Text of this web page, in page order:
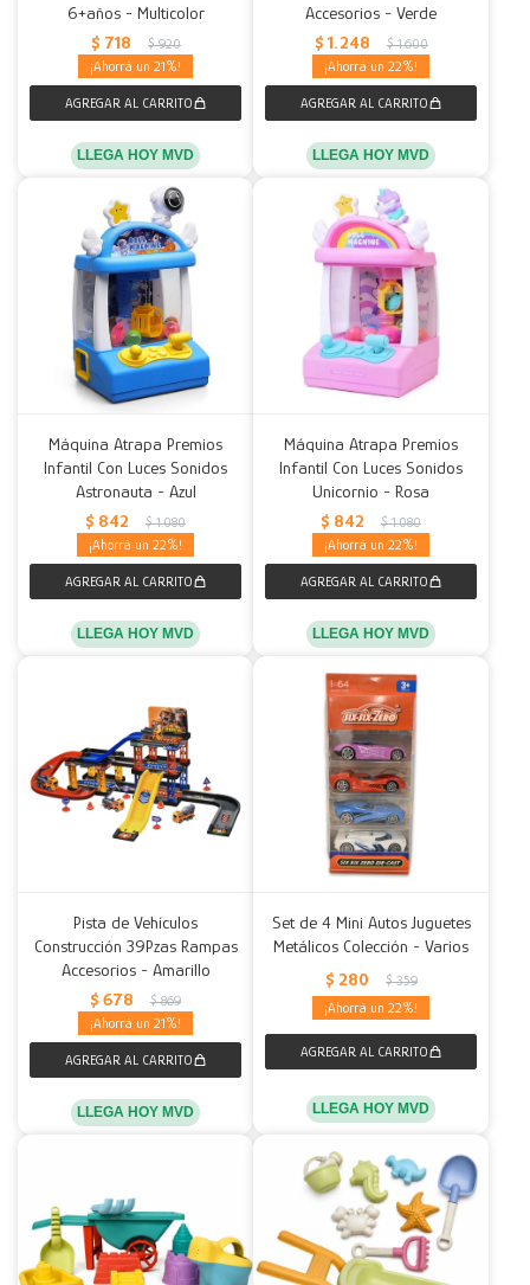
6+años - Multicolor
$ 718 $ 920
21
LLEGA HOY MVD
Accesorios - Verde
$ 1.248 $ 1.600
22
LLEGA HOY MVD
Máquina Atrapa Premios
Infantil Con Luces Sonidos
Astronauta - Azul
$ 842 $ 1.080
22
LLEGA HOY MVD
Máquina Atrapa Premios
Infantil Con Luces Sonidos
Unicornio - Rosa
$ 842 $ 1.080
22
LLEGA HOY MVD
Pista de Vehículos
Construcción 39Pzas Rampas
Accesorios - Amarillo
$ 678 $ 869
21
LLEGA HOY MVD
Set de 4 Mini Autos Juguetes
Metálicos Colección - Varios
$ 280 $ 359
22
LLEGA HOY MVD